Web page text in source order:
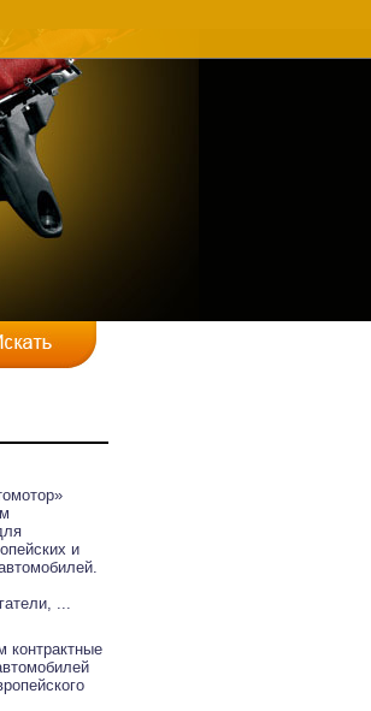
и
...
контрактные